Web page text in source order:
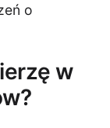
o
w